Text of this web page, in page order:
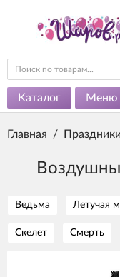
Каталог Меню
Главная / Праздники
Ведьма Летучая
Скелет Смерть